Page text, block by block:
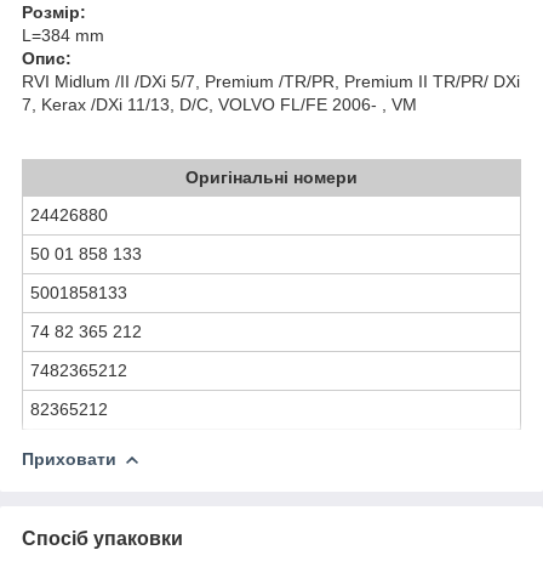
Розмір:
L=384 mm
Опис:
RVI Midlum /II /DXi 5/7, Premium /TR/PR, Premium II TR/PR/ DXi
7, Kerax /DXi 11/13, D/C, VOLVO FL/FE 2006- , VM
Оригінальні номери
24426880
50 01 858 133
5001858133
74 82 365 212
7482365212
82365212
Приховати
Спосіб упаковки